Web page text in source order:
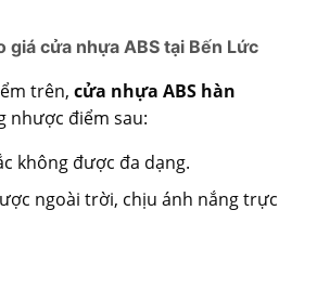
giá cửa nhựa ABS tại Bến Lức
trên, cửa nhựa ABS hàn
nhược điểm sau:
không được đa dạng.
ngoài trời, chịu ánh nắng trực